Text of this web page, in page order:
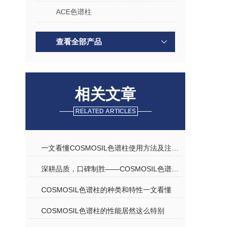
ACE色谱柱
查看全部产品
相关文章
RELATED ARTICLES
COSMOSIL色谱柱的种类和特性一文看懂
COSMOSIL色谱柱的性能居然这么特别